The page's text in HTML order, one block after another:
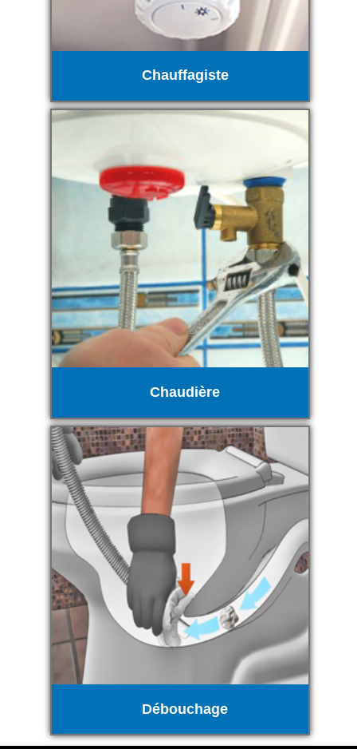
Chauffagiste
Chaudière
Débouchage